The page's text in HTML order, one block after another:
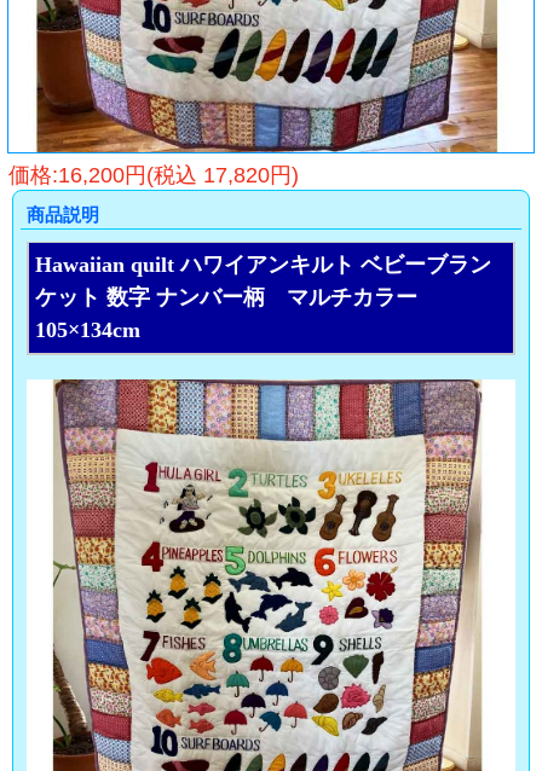
価格:16,200円(税込 17,820円)
商品説明
Hawaiian quilt ハワイアンキルト ベビーブラン
ケット 数字 ナンバー柄 マルチカラー
105×134cm